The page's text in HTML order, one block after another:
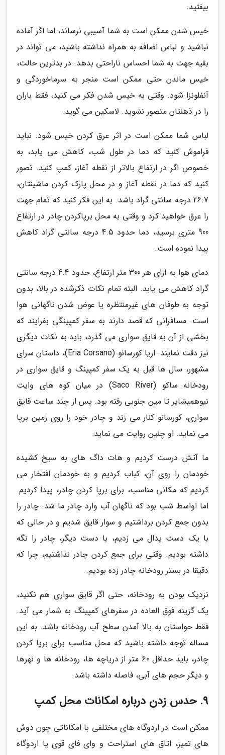
بیفتید.
خیس شدن ممکن است به شما آسیبی نرساند، اما اگر آماده
نباشید و لباس اضافه به همراه نداشته باشید، می تواند در
بقیه جهت به شما احساس ناراحتی بدهد. در بدترین حالت،
خیس ماندن حتی ممکن است منجر به سرماخوردگی و
آنفلونزا شود. وقتی به خیس شدن فکر می کنید، فقط باران
را در ذهنتان متصور نشوید. لاسکین می گوید:
لباس شما ممکن است در اثر عرق کردن خیس شود. نباید
فراموش کنید که دما در طول شب، کاهش می یابد، به
خصوص اگر در ارتفاع بالاتر از نقطه آغاز، کمپ کنید. تصور
کنید که دما در نقطه آغاز و در محل پارک کردن ماشینتان،
26.7 درجه سانتی گراد باشد. به این فکر کنید که تمام جهت
را عرق خواهید کرد و وقتی به محل برپاکردن چادر در ارتفاع
900 متری برسید، دما حدود 4.5 درجه سانتی گراد کاهش
پیدا نموده است.
دمای هوا به ازای هر 300 متر ارتفاع، حدود 4.4 درجه سانتی
گراد کاهش می یابد. البته تمام نکات ذکرشده در بالا، بدون
توجه به طوفان های غیرمنتظره یا عوض شدن ناگهانی هوا
است. مسافرانی که قصد دارند به سفر کمپینگی بفرایند که
بخشی از آن به قایق سواری می گذرد، باید به نکات دیگری
نیز دقت نمایند. اریا کورسانو (Eria Corsano)، داستان سرای
مشهور، سال ها قبل به یک سفر کمپینگ و قایق سواری در
رودخانه ساکو (Saco River) در میان کوه های وایت
نیوهمپشایر تا مین جنوبی رفته بود. پس از چند ساعت قایق
سواری، کورسانو کنار می زند و چادر خود را روی زمین برپا
می نماید. او چنین روایت می نماید:
ما آتش درست کردیم و هات داگ های به سیخ کشیده
خودمان را روی آن، کباب کردیم و به خودمان افتخار می
کردیم که مکانی مناسب، برای برپا کردن چادر، پیدا کردیم.
اما اواسط شب بود که ناگهان آب وارد چادر ما شد. چادر را
بدون جمع کردن برداشتیم و سوار قایق شدیم و در حالی که
با یک دست پدال می زدیم، با دست دیگر، چادر را نگه
داشته بودیم. وقتی برای جمع کردن چادر نداشتیم، چرا که
دقیقا در بستر رودخانه چادر زده بودیم.
نزدیک بودن به رودخانه، حتی اگر قایق سواری هم نکنید،
یک گزینه فوق العاده در سفرهای کمپینگ به شمار می آید.
فقط حواستان به بالا آمدن سطح آب رودخانه باشد. به این
مساله توجه داشته باشید که محل مناسب برای برپا کردن
چادر، باید حداقل 60 متر از دریاچه ها، رودخانه ها و نهرها
و دیگر حجم های آبی، فاصله داشته باشد.
9. حدس زدن درباره امکانات محل کمپ
ممکن است در اردوگاه های مختلفی با امکاناتی چون دوش
های تمیز، اتاق های استراحت و وای فای قوی یا اردوگاه